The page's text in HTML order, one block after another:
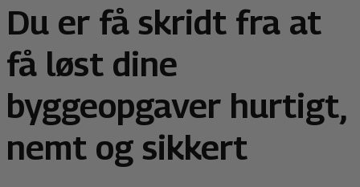
Du er få skridt fra at
få løst dine
byggeopgaver hurtigt,
nemt og sikkert